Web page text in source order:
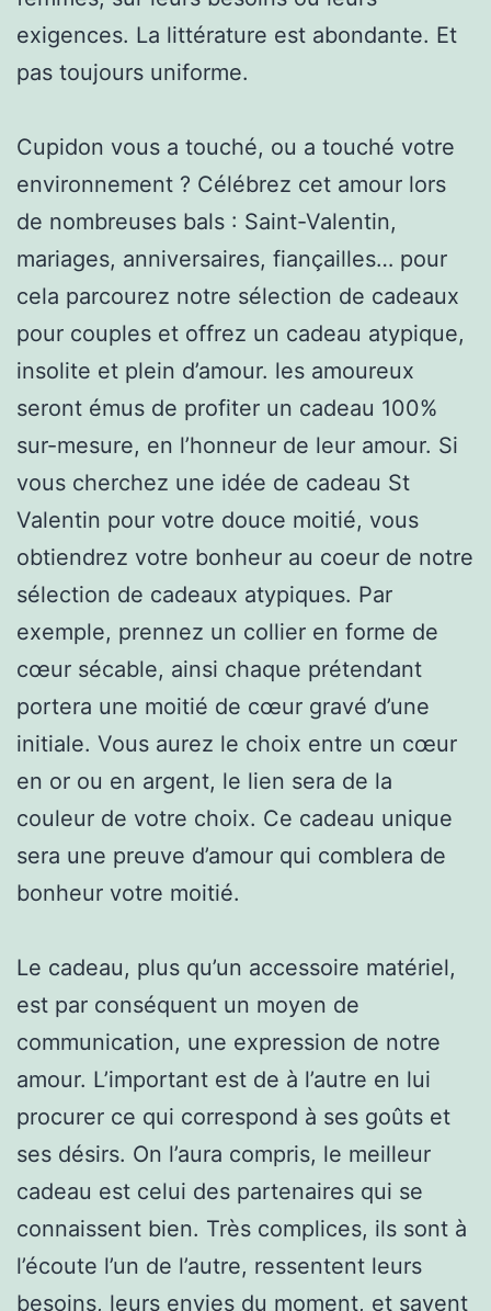
exigences. La littérature est abondante. Et
pas toujours uniforme.
Cupidon vous a touché, ou a touché votre
environnement ? Célébrez cet amour lors
de nombreuses bals : Saint-Valentin,
mariages, anniversaires, fiançailles… pour
cela parcourez notre sélection de cadeaux
pour couples et offrez un cadeau atypique,
insolite et plein d’amour. les amoureux
seront émus de profiter un cadeau 100%
sur-mesure, en l’honneur de leur amour. Si
vous cherchez une idée de cadeau St
Valentin pour votre douce moitié, vous
obtiendrez votre bonheur au coeur de notre
sélection de cadeaux atypiques. Par
exemple, prennez un collier en forme de
cœur sécable, ainsi chaque prétendant
portera une moitié de cœur gravé d’une
initiale. Vous aurez le choix entre un cœur
en or ou en argent, le lien sera de la
couleur de votre choix. Ce cadeau unique
sera une preuve d’amour qui comblera de
bonheur votre moitié.
Le cadeau, plus qu’un accessoire matériel,
est par conséquent un moyen de
communication, une expression de notre
amour. L’important est de à l’autre en lui
procurer ce qui correspond à ses goûts et
ses désirs. On l’aura compris, le meilleur
cadeau est celui des partenaires qui se
connaissent bien. Très complices, ils sont à
l’écoute l’un de l’autre, ressentent leurs
besoins, leurs envies du moment, et savent